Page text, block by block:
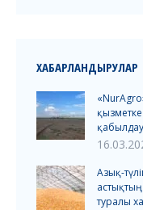
ХАБАРЛАНДЫРУЛАР
Азық-
туралы